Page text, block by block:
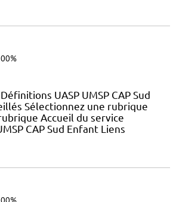
UASP UMSP CAP Sud
Sélectionnez une rubrique
Accueil du service
CAP Sud Enfant Liens